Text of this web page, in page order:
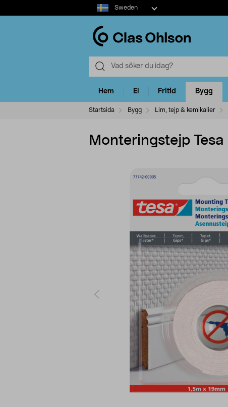
Select
market
Sweden
Hem El Fritid Bygg
Startsida Bygg Lim, tejp & kemikalier
Monteringstejp Tesa